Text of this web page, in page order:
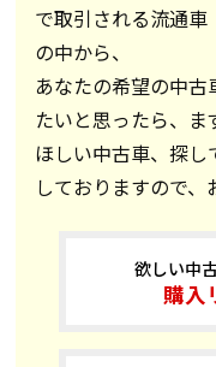
で取引される流通車
の中から、
あなたの希望の中古
たいと思ったら、ま
ほしい中古車、探
しておりますので、
欲しい中
購入